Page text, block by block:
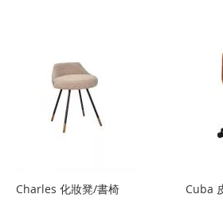
Charles 化妝凳/書椅 Cuba